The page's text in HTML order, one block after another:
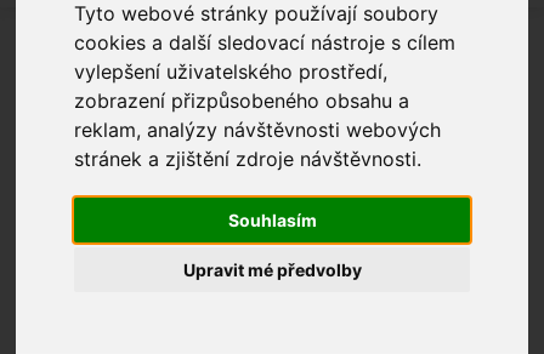
Tyto webové stránky používají soubory
cookies a další sledovací nástroje s cílem
vylepšení uživatelského prostředí,
zobrazení přizpůsobeného obsahu a
reklam, analýzy návštěvnosti webových
stránek a zjištění zdroje návštěvnosti.
Souhlasím
Upravit mé předvolby
Esi je renomovaná značka, která se specializuje na
výrobu vysoce kvalitních produktů, jež uspokojují
potřeby moderních spotřebitelů. S důrazem na inovaci
a udržitelnost, Esi nabízí řešení, která harmonicky
spojují pokročilé technologie s ekologickým přístupem.
Klíčovou hodnotou značky je závazek k excelenci, což
zajišťuje dlouhou životnost a spolehlivost. Esi se pyšní